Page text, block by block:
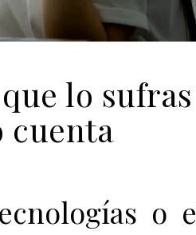
lo
cuenta
o